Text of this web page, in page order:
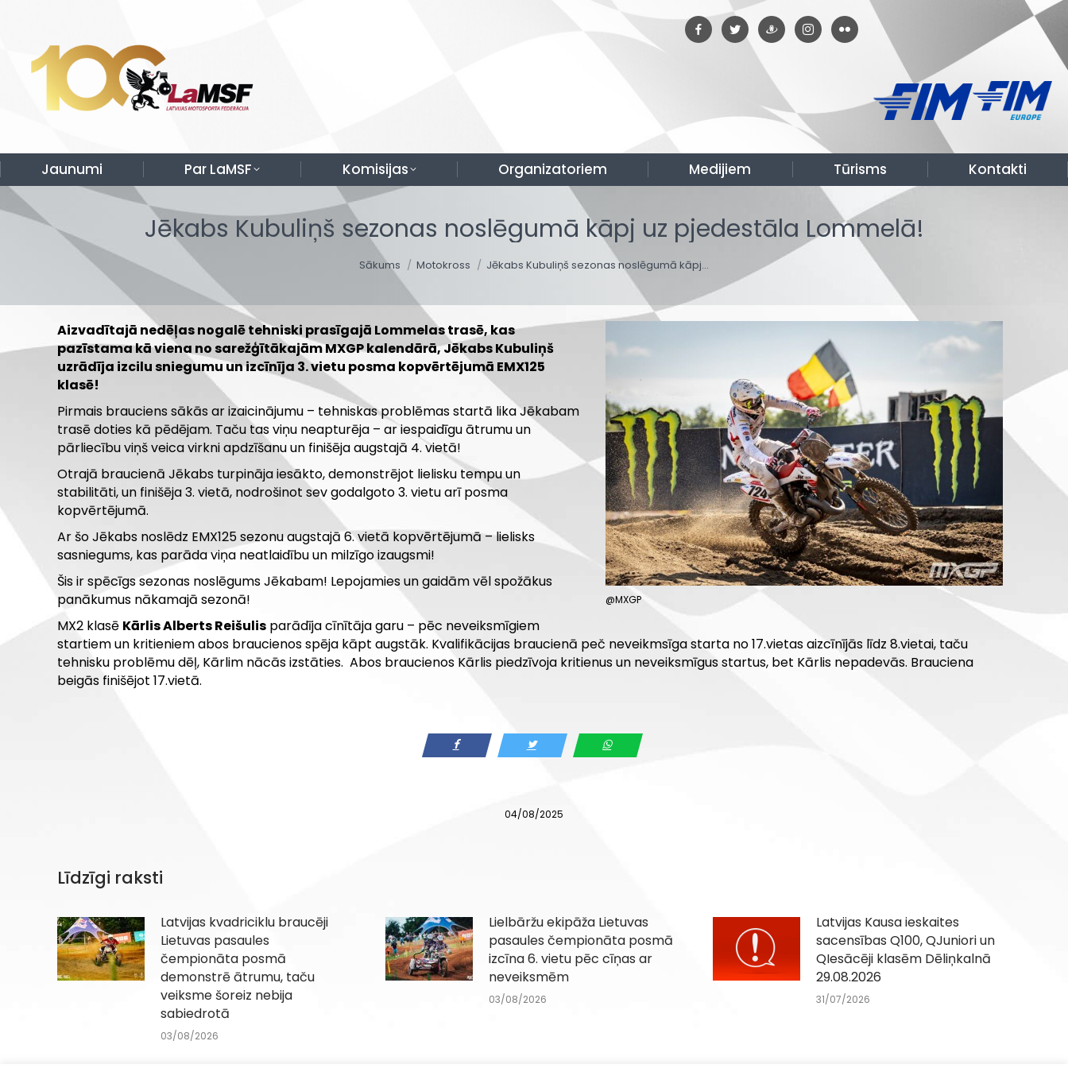
Jaunumi Par LaMSF Komisijas Organizatoriem Medijiem Tūrisms Kontakti
Jēkabs Kubuliņš sezonas noslēgumā kāpj uz pjedestāla Lommelā!
You are here:
Sākums Motokross Jēkabs Kubuliņš sezonas noslēgumā kāpj…
@MXGP
Aizvadītajā nedēļas nogalē tehniski prasīgajā Lommelas trasē, kas
pazīstama kā viena no sarežģītākajām MXGP kalendārā, Jēkabs Kubuliņš
uzrādīja izcilu sniegumu un izcīnīja 3. vietu posma kopvērtējumā EMX125
klasē!
Pirmais brauciens sākās ar izaicinājumu – tehniskas problēmas startā lika Jēkabam
trasē doties kā pēdējam. Taču tas viņu neapturēja – ar iespaidīgu ātrumu un
pārliecību viņš veica virkni apdzīšanu un finišēja augstajā 4. vietā!
Otrajā braucienā Jēkabs turpināja iesākto, demonstrējot lielisku tempu un
stabilitāti, un finišēja 3. vietā, nodrošinot sev godalgoto 3. vietu arī posma
kopvērtējumā.
Ar šo Jēkabs noslēdz EMX125 sezonu augstajā 6. vietā kopvērtējumā – lielisks
sasniegums, kas parāda viņa neatlaidību un milzīgo izaugsmi!
Šis ir spēcīgs sezonas noslēgums Jēkabam! Lepojamies un gaidām vēl spožākus
panākumus nākamajā sezonā!
MX2 klasē Kārlis Alberts Reišulis parādīja cīnītāja garu – pēc neveiksmīgiem
startiem un kritieniem abos braucienos spēja kāpt augstāk. Kvalifikācijas braucienā peč neveikmsīga starta no 17.vietas aizcīnījās līdz 8.vietai, taču
tehnisku problēmu dēļ, Kārlim nācās izstāties. Abos braucienos Kārlis piedzīvoja kritienus un neveiksmīgus startus, bet Kārlis nepadevās. Brauciena
beigās finišējot 17.vietā.
04/08/2025
Līdzīgi raksti
Latvijas kvadriciklu braucēji
Lietuvas pasaules
čempionāta posmā
demonstrē ātrumu, taču
veiksme šoreiz nebija
sabiedrotā
03/08/2026
Lielbāržu ekipāža Lietuvas
pasaules čempionāta posmā
izcīna 6. vietu pēc cīņas ar
neveiksmēm
03/08/2026
Latvijas Kausa ieskaites
sacensības Q100, QJuniori un
QIesācēji klasēm Dēliņkalnā
29.08.2026
31/07/2026